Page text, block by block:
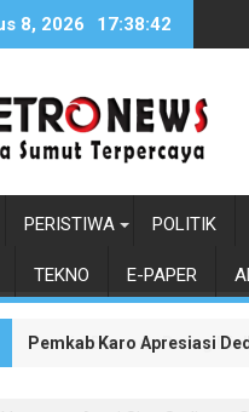
8, 2026 17:38:44
PERISTIWA POLITIK
TEKNO E-PAPER
Pemkab Karo Apresiasi